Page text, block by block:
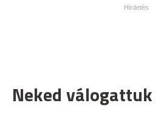
Neked válogattuk